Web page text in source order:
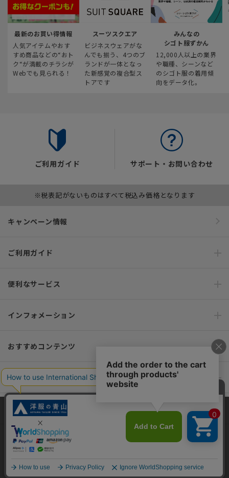
最新のお買い得情報
人気アイテムやおす
すめ商品などの“おト
ク“が満載のチラシが
Webでも見られる！
スーツスクエア
ビジネスウェアがな
んでも揃う、4つのブ
ランドが一体となっ
た新感覚の複合型ス
トアです
みんなの
シゴト服ずかん
12,000人以上の業界
や職種、シーンなど
のシゴト服の着用傾
向をデータ化。
ご利用ガイド サポート・お問い合わせ
※税表記がないものはすべて税込み価格となります
キャンペーン情報
ご利用ガイド
便利なサービス
インフォメーション
おすすめコンテンツ
ポリシー・企業情報
オーダースーツなら SHITATE
OFFICIAL SNS
当サイトでは、快適な閲覧体験とコンテンツ改善のためにCookieを使用
しています。閲覧を続けることで、Cookieの使用に同意したものとみな
します。詳細については
同意して閉じる